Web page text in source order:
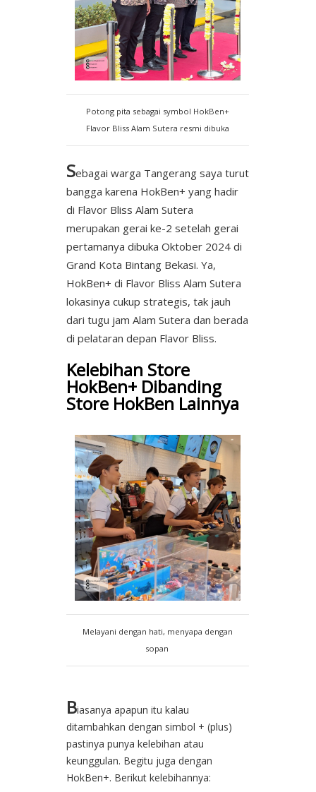
Potong pita sebagai symbol HokBen+
Flavor Bliss Alam Sutera resmi dibuka
Sebagai warga Tangerang saya turut
bangga karena HokBen+ yang hadir
di Flavor Bliss Alam Sutera
merupakan gerai ke-2 setelah gerai
pertamanya dibuka Oktober 2024 di
Grand Kota Bintang Bekasi. Ya,
HokBen+ di Flavor Bliss Alam Sutera
lokasinya cukup strategis, tak jauh
dari tugu jam Alam Sutera dan berada
di pelataran depan Flavor Bliss.
Kelebihan Store
HokBen+ Dibanding
Store HokBen Lainnya
Melayani dengan hati, menyapa dengan
sopan
Biasanya apapun itu kalau
ditambahkan dengan simbol + (plus)
pastinya punya kelebihan atau
keunggulan. Begitu juga dengan
HokBen+. Berikut kelebihannya: